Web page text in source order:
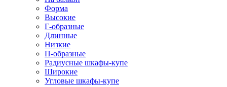
Форма
Высокие
Г-образные
Длинные
Низкие
П-образные
Радиусные шкафы-купе
Широкие
Угловые шкафы-купе